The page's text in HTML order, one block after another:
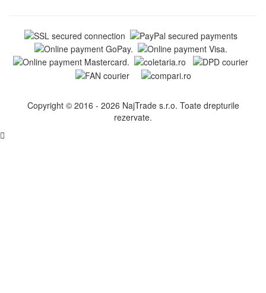
Copyright © 2016 - 2026 NajTrade s.r.o. Toate drepturile
rezervate.